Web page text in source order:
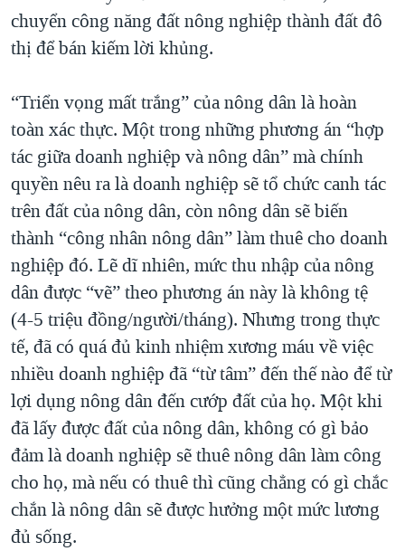
chuyển công năng đất nông nghiệp thành đất đô
thị để bán kiếm lời khủng.
“Triển vọng mất trắng” của nông dân là hoàn
toàn xác thực. Một trong những phương án “hợp
tác giữa doanh nghiệp và nông dân” mà chính
quyền nêu ra là doanh nghiệp sẽ tổ chức canh tác
trên đất của nông dân, còn nông dân sẽ biến
thành “công nhân nông dân” làm thuê cho doanh
nghiệp đó. Lẽ dĩ nhiên, mức thu nhập của nông
dân được “vẽ” theo phương án này là không tệ
(4-5 triệu đồng/người/tháng). Nhưng trong thực
tế, đã có quá đủ kinh nhiệm xương máu về việc
nhiều doanh nghiệp đã “từ tâm” đến thế nào để từ
lợi dụng nông dân đến cướp đất của họ. Một khi
đã lấy được đất của nông dân, không có gì bảo
đảm là doanh nghiệp sẽ thuê nông dân làm công
cho họ, mà nếu có thuê thì cũng chẳng có gì chắc
chắn là nông dân sẽ được hưởng một mức lương
đủ sống.